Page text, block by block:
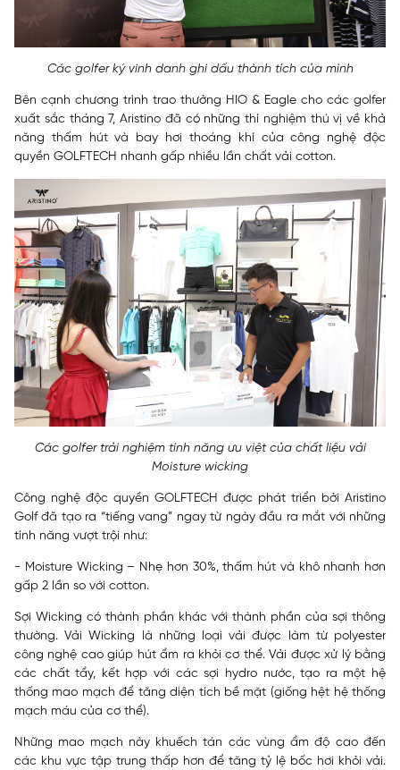
Các golfer ký vinh danh ghi dấu thành tích của mình
Bên cạnh chương trình trao thưởng HIO & Eagle cho các golfer
xuất sắc tháng 7, Aristino đã có những thí nghiệm thú vị về khả
năng thấm hút và bay hơi thoáng khí của công nghệ độc
quyền GOLFTECH nhanh gấp nhiều lần chất vải cotton.
Các golfer trải nghiệm tính năng ưu việt của chất liệu vải
Moisture wicking
Công nghệ độc quyền GOLFTECH được phát triển bởi Aristino
Golf đã tạo ra “tiếng vang” ngay từ ngày đầu ra mắt với những
tính năng vượt trội như:
- Moisture Wicking – Nhẹ hơn 30%, thấm hút và khô nhanh hơn
gấp 2 lần so với cotton.
Sợi Wicking có thành phần khác với thành phần của sợi thông
thường. Vải Wicking là những loại vải được làm từ polyester
công nghệ cao giúp hút ẩm ra khỏi cơ thể. Vải được xử lý bằng
các chất tẩy, kết hợp với các sợi hydro nước, tạo ra một hệ
thống mao mạch để tăng diện tích bề mặt (giống hệt hệ thống
mạch máu của cơ thể).
Những mao mạch này khuếch tán các vùng ẩm độ cao đến
các khu vực tập trung thấp hơn để tăng tỷ lệ bốc hơi khỏi vải.